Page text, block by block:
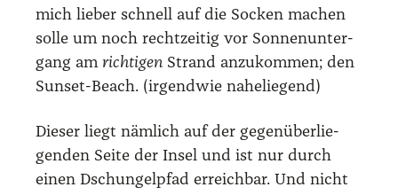
mich lie­ber schnell auf die Socken machen
sol­le um noch recht­zei­tig vor Son­nen­un­ter­
gang am rich­ti­gen Strand anzu­kom­men; den
Sun­set-Beach. (irgend­wie nahe­lie­gend)
Die­ser liegt näm­lich auf der gegen­über­lie­
gen­den Sei­te der Insel und ist nur durch
einen Dschun­gel­pfad erreich­bar. Und nicht